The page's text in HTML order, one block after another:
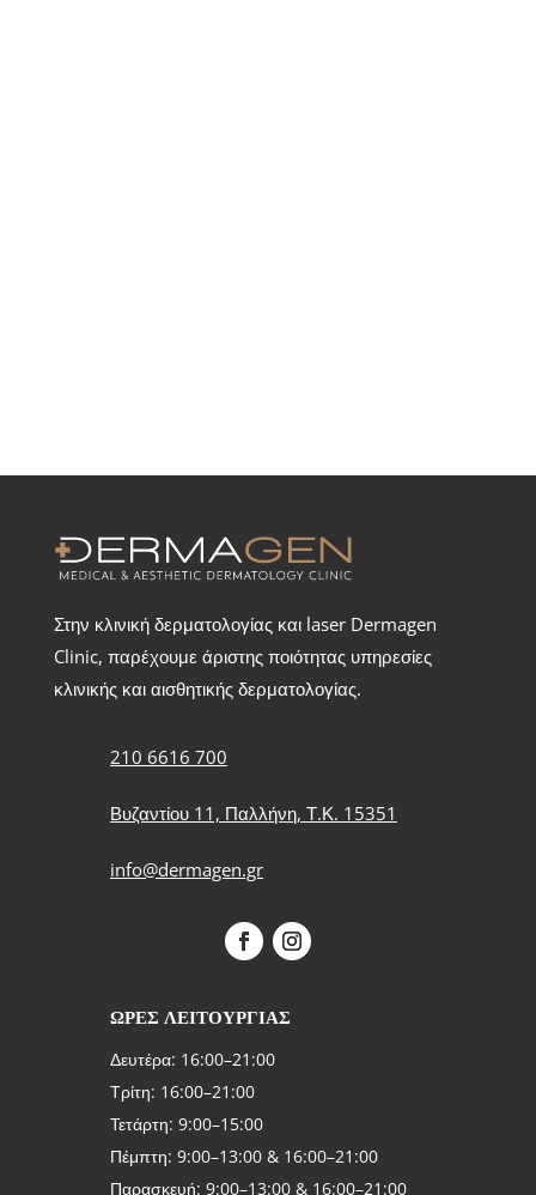
Στην κλινική δερματολογίας και laser Dermagen
Clinic, παρέχουμε άριστης ποιότητας υπηρεσίες
κλινικής και αισθητικής δερματολογίας.
210 6616 700
Βυζαντίου 11, Παλλήνη, Τ.Κ. 15351
info@dermagen.gr
ΩΡΕΣ ΛΕΙΤΟΥΡΓΙΑΣ
Δευτέρα: 16:00–21:00
Τρίτη: 16:00–21:00
Τετάρτη: 9:00–15:00
Πέμπτη: 9:00–13:00 & 16:00–21:00
Παρασκευή: 9:00–13:00 & 16:00–21:00